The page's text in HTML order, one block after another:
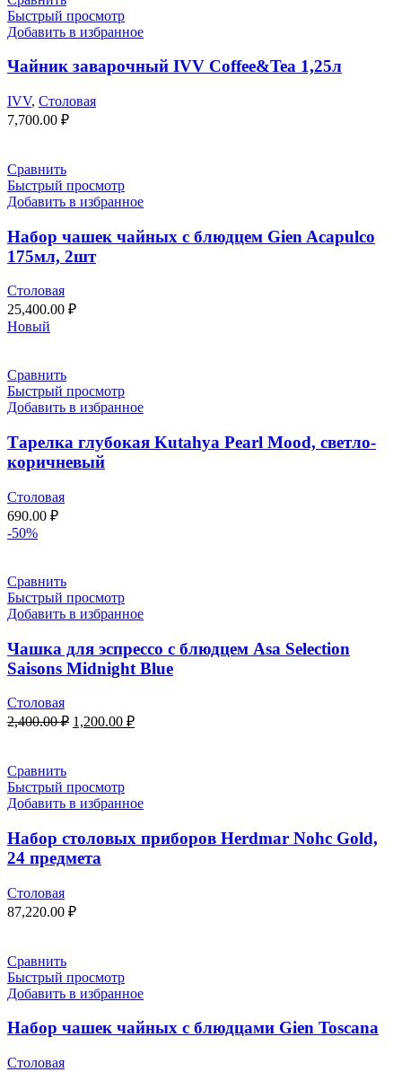
Быстрый просмотр
Добавить в избранное
Чайник заварочный IVV Coffee&Tea 1,25л
IVV, Столовая
7,700.00 ₽
Сравнить
Быстрый просмотр
Добавить в избранное
Набор чашек чайных с блюдцем Gien Acapulco
175мл, 2шт
Столовая
25,400.00 ₽
Новый
Сравнить
Быстрый просмотр
Добавить в избранное
Тарелка глубокая Kutahya Pearl Mood, светло-
коричневый
Столовая
690.00 ₽
-50%
Сравнить
Быстрый просмотр
Добавить в избранное
Чашка для эспрессо с блюдцем Asa Selection
Saisons Midnight Blue
Столовая
2,400.00₽ 1,200.00 ₽
Сравнить
Быстрый просмотр
Добавить в избранное
Набор столовых приборов Herdmar Nohc Gold,
24 предмета
Столовая
87,220.00 ₽
Сравнить
Быстрый просмотр
Добавить в избранное
Набор чашек чайных с блюдцами Gien Toscana
Столовая